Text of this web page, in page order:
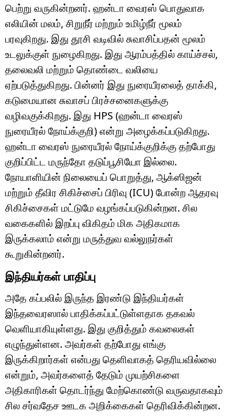
பெற்று வருகின்றனர். ஹன்டா வைரஸ் பொதுவாக
எலியின் மலம், சிறுநீர் மற்றும் உமிழ்நீர் மூலம்
பரவுகிறது. இது தூசி வடிவில் சுவாசிப்பதன் மூலம்
உடலுக்குள் நுழைகிறது. இது ஆரம்பத்தில் காய்ச்சல்,
தலைவலி மற்றும் தொண்டை வலியை
ஏற்படுத்துகிறது. பின்னர் இது நுரையீரலைத் தாக்கி,
கடுமையான சுவாசப் பிரச்சனைகளுக்கு
வழிவகுக்கிறது. இது HPS (ஹன்டா வைரஸ்
நுரையீரல் நோய்க்குறி) என்று அழைக்கப்படுகிறது.
ஹன்டா வைரஸ் நுரையீரல் நோய்க்குறிக்கு தற்போது
குறிப்பிட்ட மருந்தோ தடுப்பூசியோ இல்லை.
நோயாளியின் நிலையைப் பொறுத்து, ஆக்ஸிஜன்
மற்றும் தீவிர சிகிச்சைப் பிரிவு (ICU) போன்ற ஆதரவு
சிகிச்சைகள் மட்டுமே வழங்கப்படுகின்றன. சில
வகைகளில் இறப்பு விகிதம் மிக அதிகமாக
இருக்கலாம் என்று மருத்துவ வல்லுநர்கள்
கூறுகின்றனர்.
இந்தியர்கள் பாதிப்பு
அதே கப்பலில் இருந்த இரண்டு இந்தியர்கள்
இந்தவைரஸால் பாதிக்கப்பட்டுள்ளதாக தகவல்
வெளியாகியுள்ளது. இது குறித்தும் கவலைகள்
எழுந்துள்ளன. அவர்கள் தற்போது எங்கு
இருக்கிறார்கள் என்பது தெளிவாகத் தெரியவில்லை
என்றும், அவர்களைத் தேடும் முயற்சிகளை
அதிகாரிகள் தொடர்ந்து மேற்கொண்டு வருவதாகவும்
சில சர்வதேச ஊடக அறிக்கைகள் தெரிவிக்கின்றன.